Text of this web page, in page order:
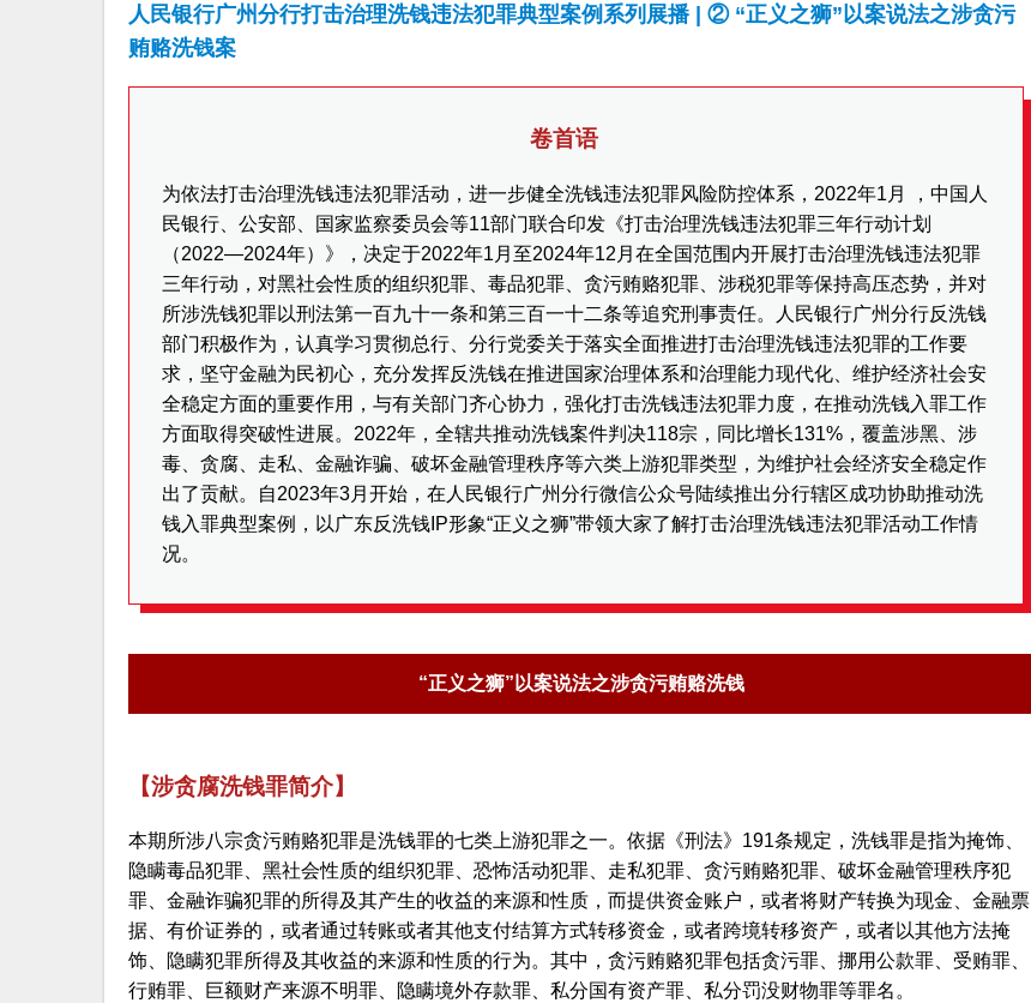
人民银行广州分行打击治理洗钱违法犯罪典型案例系列展播 | ② “正义之狮”以案说法之涉贪污
贿赂洗钱案
卷首语
为依法打击治理洗钱违法犯罪活动，进一步健全洗钱违法犯罪风险防控体系，2022年1月 ，中国人
民银行、公安部、国家监察委员会等11部门联合印发《打击治理洗钱违法犯罪三年行动计划
（2022—2024年）》，决定于2022年1月至2024年12月在全国范围内开展打击治理洗钱违法犯罪
三年行动，对黑社会性质的组织犯罪、毒品犯罪、贪污贿赂犯罪、涉税犯罪等保持高压态势，并对
所涉洗钱犯罪以刑法第一百九十一条和第三百一十二条等追究刑事责任。人民银行广州分行反洗钱
部门积极作为，认真学习贯彻总行、分行党委关于落实全面推进打击治理洗钱违法犯罪的工作要
求，坚守金融为民初心，充分发挥反洗钱在推进国家治理体系和治理能力现代化、维护经济社会安
全稳定方面的重要作用，与有关部门齐心协力，强化打击洗钱违法犯罪力度，在推动洗钱入罪工作
方面取得突破性进展。2022年，全辖共推动洗钱案件判决118宗，同比增长131%，覆盖涉黑、涉
毒、贪腐、走私、金融诈骗、破坏金融管理秩序等六类上游犯罪类型，为维护社会经济安全稳定作
出了贡献。自2023年3月开始，在人民银行广州分行微信公众号陆续推出分行辖区成功协助推动洗
钱入罪典型案例，以广东反洗钱IP形象“正义之狮”带领大家了解打击治理洗钱违法犯罪活动工作情
况。
“正义之狮”以案说法之涉贪污贿赂洗钱
【涉贪腐洗钱罪简介】
本期所涉八宗贪污贿赂犯罪是洗钱罪的七类上游犯罪之一。依据《刑法》191条规定，洗钱罪是指为掩饰、
隐瞒毒品犯罪、黑社会性质的组织犯罪、恐怖活动犯罪、走私犯罪、贪污贿赂犯罪、破坏金融管理秩序犯
罪、金融诈骗犯罪的所得及其产生的收益的来源和性质，而提供资金账户，或者将财产转换为现金、金融票
据、有价证券的，或者通过转账或者其他支付结算方式转移资金，或者跨境转移资产，或者以其他方法掩
饰、隐瞒犯罪所得及其收益的来源和性质的行为。其中，贪污贿赂犯罪包括贪污罪、挪用公款罪、受贿罪、
行贿罪、巨额财产来源不明罪、隐瞒境外存款罪、私分国有资产罪、私分罚没财物罪等罪名。